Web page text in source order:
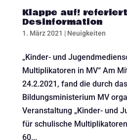
Klappe auf!
Desinformation
1. März 2021 | Neuigkeiten
„Kinder- und
Multiplikatoren in MV“ Am
24.2.2021, fand die durch das
Bildungsministerium MV
Veranstaltung „Kinder- und
für schulische
60...